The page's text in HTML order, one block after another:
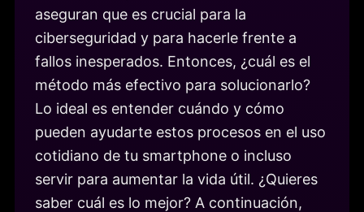
aseguran que es crucial para la
ciberseguridad y para hacerle frente a
fallos inesperados. Entonces, ¿cuál es el
método más efectivo para solucionarlo?
Lo ideal es entender cuándo y cómo
pueden ayudarte estos procesos en el uso
cotidiano de tu smartphone o incluso
servir para aumentar la vida útil. ¿Quieres
saber cuál es lo mejor? A continuación,